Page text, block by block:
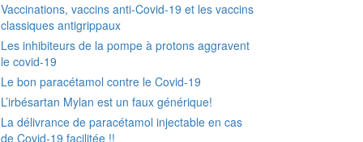
Vaccinations, vaccins anti-Covid-19 et les vaccins
classiques antigrippaux
Les inhibiteurs de la pompe à protons aggravent
le covid-19
Le bon paracétamol contre le Covid-19
L’irbésartan Mylan est un faux générique!
La délivrance de paracétamol injectable en cas
de Covid-19 facilitée !!